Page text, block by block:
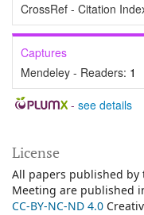
CrossRef - Citation
Captures
Mendeley - Readers: 1
- see details
License
All papers published by
Meeting are published
CC-BY-NC-ND 4.0